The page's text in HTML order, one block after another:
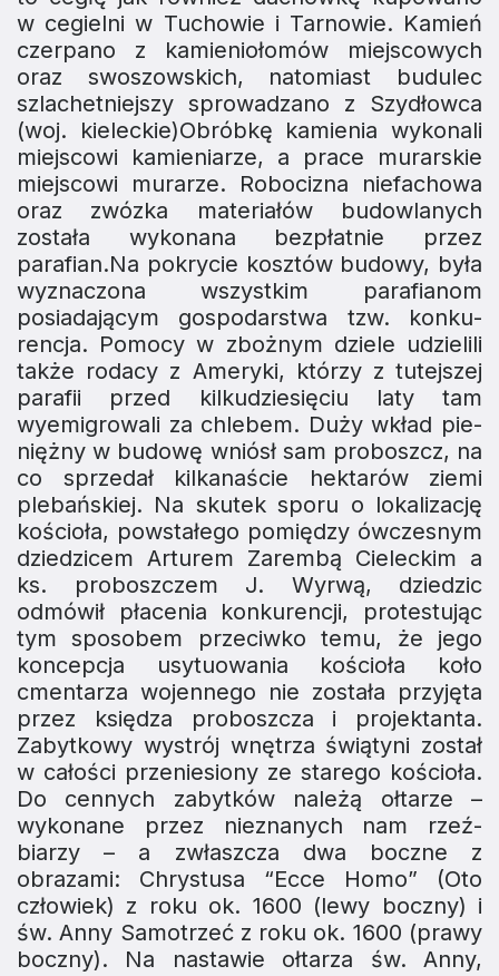
w cegielni w Tuchowie i Tarnowie. Kamień
czerpano z kamie­niołomów miejscowych
oraz swoszowskich, natomiast budulec
szlache­tniejszy sprowadzano z Szydłowca
(woj. kieleckie)Obróbkę kamienia wykonali
miejscowi kamieniarze, a prace murarskie
miejscowi murarze. Robocizna niefacho­wa
oraz zwózka materiałów budowlanych
została wykonana bezpłatnie przez
parafian.Na pokrycie kosztów budowy, była
wyznaczona wszy­stkim parafianom
posiadającym gospodarstwa tzw. konku­
rencja. Pomocy w zbożnym dziele udzielili
także rodacy z Ameryki, którzy z tutejszej
parafii przed kilkudzie­sięciu laty tam
wyemigrowali za chlebem. Duży wkład pie­
niężny w budowę wniósł sam proboszcz, na
co sprzedał kil­kanaście hektarów ziemi
plebańskiej. Na skutek sporu o lokalizację
kościoła, powstałego pomiędzy ówczesnym
dziedzicem Arturem Zarembą Cieleckim a
ks. proboszczem J. Wyrwą, dziedzic
odmówił płacenia konkurencji, protestując
tym sposobem przeciwko temu, że jego
koncepcja usytuowania kościoła koło
cmentarza wojennego nie została przyjęta
przez księdza proboszcza i projektanta.
Zabytkowy wystrój wnętrza świątyni został
w cało­ści przeniesiony ze starego kościoła.
Do cennych zabyt­ków należą ołtarze –
wykonane przez nieznanych nam rzeź­
biarzy – a zwłaszcza dwa boczne z
obrazami: Chrystusa “Ecce Homo” (Oto
człowiek) z roku ok. 1600 (lewy boczny) i
św. Anny Samotrzeć z roku ok. 1600 (prawy
boczny). Na nastawie ołtarza św. Anny,